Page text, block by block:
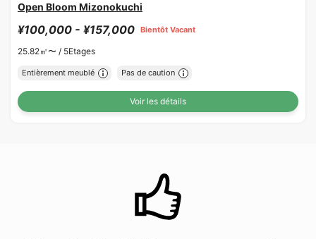
Open Bloom Mizonokuchi
¥100,000 - ¥157,000 Bientôt Vacant
25.82㎡〜 / 5Etages
Entièrement meublé Pas de caution
Voir les détails